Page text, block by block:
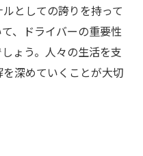
としての誇りを持って
、ドライバーの重要性
ょう。人々の生活を支
深めていくことが大切